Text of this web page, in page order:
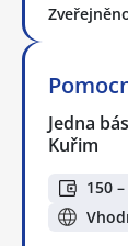
Jedna
Kuřim
150